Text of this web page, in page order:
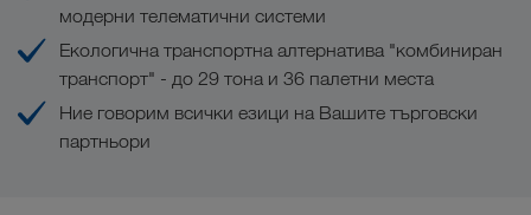
модерни телематични системи
Екологична транспортна алтернатива "комбиниран
транспорт" - до 29 тона и 36 палетни места
Ние говорим всички езици на Вашите търговски
партньори